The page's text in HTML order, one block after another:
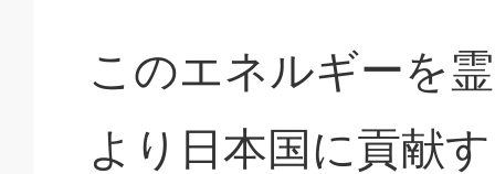
このエネルギーを
より日本国に貢献